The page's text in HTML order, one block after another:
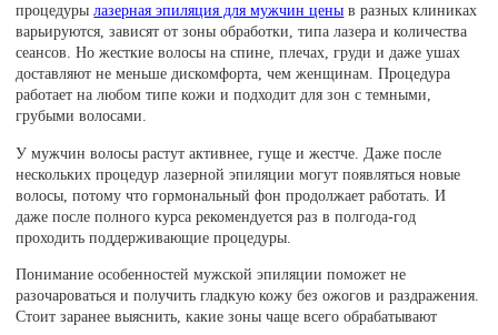
процедурылазерная эпиляция для мужчин цены в разных клиниках
варьируются, зависят от зоны обработки, типа лазера и количества
сеансов. Но жесткие волосы на спине, плечах, груди и даже ушах
доставляют не меньше дискомфорта, чем женщинам. Процедура
работает на любом типе кожи и подходит для зон с темными,
грубыми волосами.
У мужчин волосы растут активнее, гуще и жестче. Даже после
нескольких процедур лазерной эпиляции могут появляться новые
волосы, потому что гормональный фон продолжает работать. И
даже после полного курса рекомендуется раз в полгода-год
проходить поддерживающие процедуры.
Понимание особенностей мужской эпиляции поможет не
разочароваться и получить гладкую кожу без ожогов и раздражения.
Стоит заранее выяснить, какие зоны чаще всего обрабатывают